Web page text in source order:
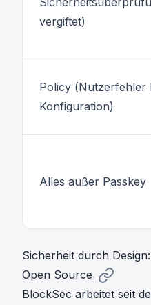
vergiftet)
Policy (Nutzerfehler
Konfiguration)
Alles außer Passkey
Sicherheit durch
Open Source
BlockSec arbeitet seit